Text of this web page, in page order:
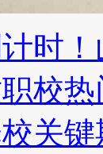
时
校
关